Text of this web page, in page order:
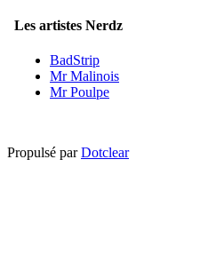
Les artistes Nerdz
BadStrip
Mr Malinois
Mr Poulpe
Propulsé parDotclear